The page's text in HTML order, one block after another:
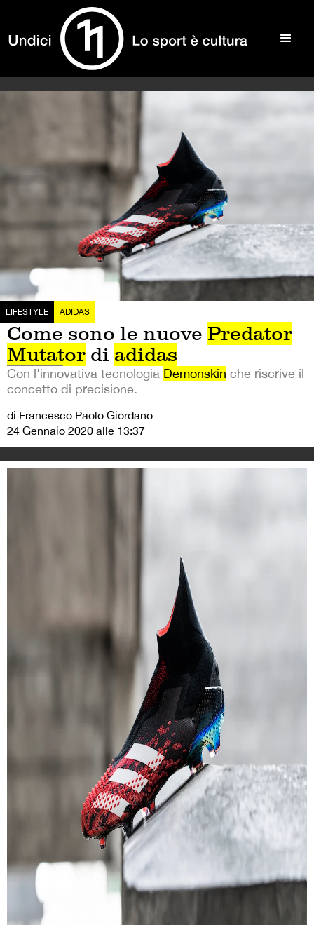
LIFESTYLE ADIDAS
Come sono le nuove Predator
Mutator di adidas
Con l'innovativa tecnologia Demonskin che riscrive il
concetto di precisione.
di Francesco Paolo Giordano
24 Gennaio 2020 alle 13:37